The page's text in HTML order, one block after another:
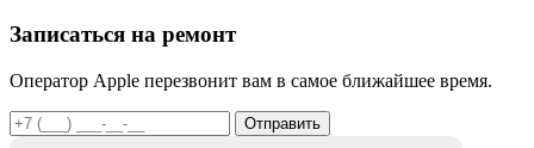
Записаться на ремонт
Оператор Apple перезвонит вам в самое ближайшее время.
Отправить